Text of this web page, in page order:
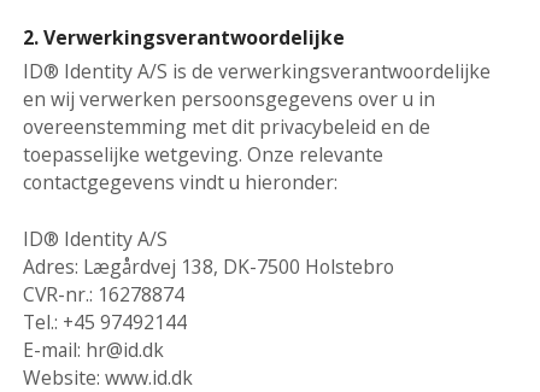
2. Verwerkingsverantwoordelijke
ID® Identity A/S is de verwerkingsverantwoordelijke
en wij verwerken persoonsgegevens over u in
overeenstemming met dit privacybeleid en de
toepasselijke wetgeving. Onze relevante
contactgegevens vindt u hieronder:
ID® Identity A/S
Adres: Lægårdvej 138, DK-7500 Holstebro
CVR-nr.: 16278874
Tel.: +45 97492144
E-mail: hr@id.dk
Website: www.id.dk